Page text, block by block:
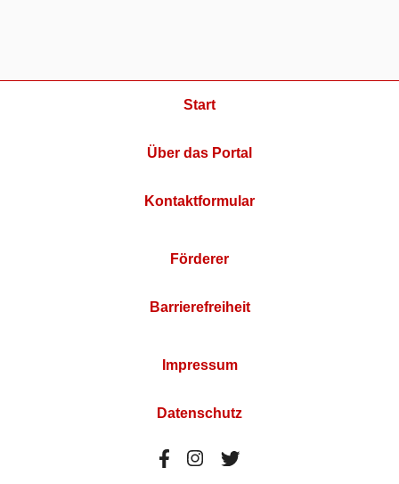
Start
Über das Portal
Kontaktformular
Förderer
Barrierefreiheit
Impressum
Datenschutz